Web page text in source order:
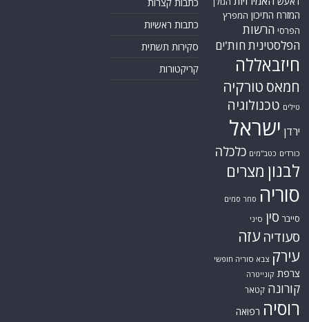
המזרח התיכון המפרץ
הפרסי הרשות
הפלסטיניתחות'ים
חיזבאללה
חמאס טורקיה
טילים טכנולוגיה
ירדן ישראל
כורדים כטב"מים כלכלה
לבנון מצרים
סוריה סחר סמים
סייבר סין סיני
סעודיה עזה
עירק צבא סוריה חופשי
צרפת קונייטרה
קורונה קטאר
רוסיה רפואה
כתבות ראשיות
סקירות תשתית
קריקטורות